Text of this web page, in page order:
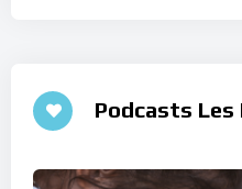
Podcasts Les